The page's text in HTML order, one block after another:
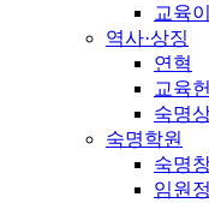
교육
역사·상징
연혁
교육
숙명
숙명학원
숙명
임원